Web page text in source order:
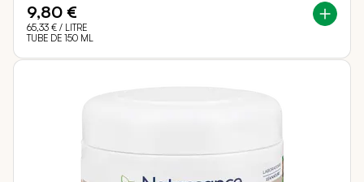
9,80 €
65,33 € / LITRE
TUBE DE 150 ML